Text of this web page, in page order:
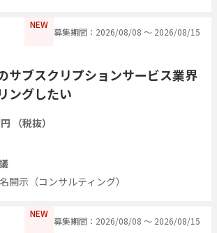
NEW
募集期間：2026/08/08 〜 2026/08/15
サブスクリプションサービス業界
ングしたい
（税抜）
開示（コンサルティング）
NEW
募集期間：2026/08/08 〜 2026/08/15